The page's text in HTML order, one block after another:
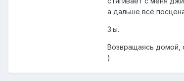
а дальше всё
З.ы.
Возвращаясь домой,
)